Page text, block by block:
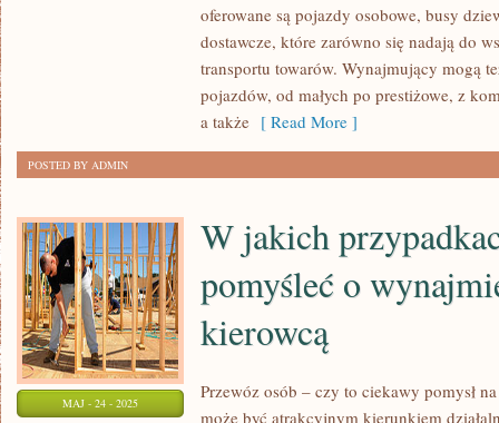
ZWRÓCIĆ
UWAGĘ
oferowane są pojazdy osobowe, busy
dostawcze, które zarówno się nadają do
transportu towarów. Wynajmujący mogą
pojazdów, od małych po prestiżowe, z
a także [ Read More ]
POSTED BY ADMIN
MAJ - 24 - 2025
W jakich
pomyśleć o
kierowcą
Przewóz osób – czy to ciekawy pomysł
może być atrakcyjnym kierunkiem